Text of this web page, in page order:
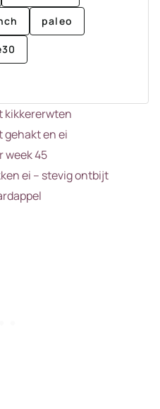
paleo
kikkererwten
gehakt en ei
week 45
ei – stevig ontbijt